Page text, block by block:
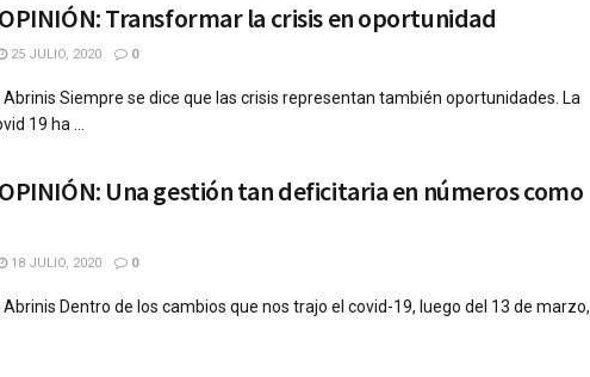
OPINIÓN: Transformar la crisis en oportunidad
25 JULIO, 2020 0
Abrinis Siempre se dice que las crisis representan también oportunidades. La
19 ha ...
OPINIÓN: Una gestión tan deficitaria en números como
18 JULIO, 2020 0
Abrinis Dentro de los cambios que nos trajo el covid-19, luego del 13 de marzo,